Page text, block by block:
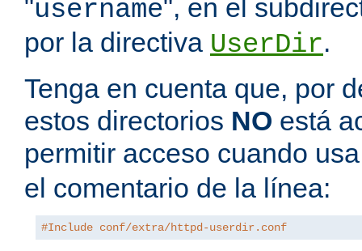
"username", en el
por la directiva UserDir.
Tenga en cuenta que, por
estos directorios NO está
permitir acceso cuando
el comentario de la línea:
#Include conf/extra/httpd-userdir.conf